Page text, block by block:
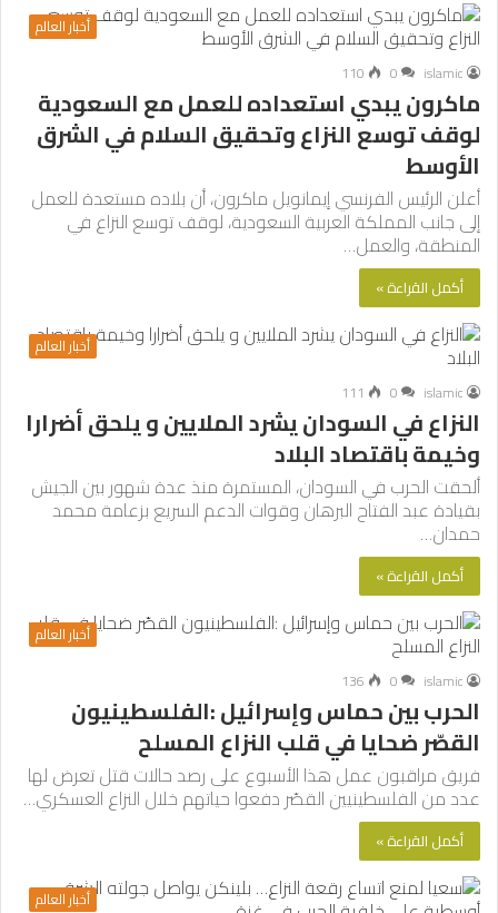
أخبار العالم
islamic
0
110
ماكرون يبدي استعداده للعمل مع السعودية
لوقف توسع النزاع وتحقيق السلام في الشرق
الأوسط
أعلن الرئيس الفرنسي إيمانويل ماكرون، أن بلاده مستعدة للعمل
إلى جانب المملكة العربية السعودية، لوقف توسع النزاع في
المنطقة، والعمل…
أكمل القراءة »
أخبار العالم
islamic
0
111
النزاع في السودان يشرد الملايين و يلحق أضرارا
وخيمة باقتصاد البلاد
ألحقت الحرب في السودان، المستمرة منذ عدة شهور بين الجيش
بقيادة عبد الفتاح البرهان وقوات الدعم السريع بزعامة محمد
حمدان…
أكمل القراءة »
أخبار العالم
islamic
0
136
الحرب بين حماس وإسرائيل :الفلسطينيون
القصّر ضحايا في قلب النزاع المسلح
فريق مراقبون عمل هذا الأسبوع على رصد حالات قتل تعرض لها
عدد من الفلسطينيين القصّر دفعوا حياتهم خلال النزاع العسكري…
أكمل القراءة »
أخبار العالم